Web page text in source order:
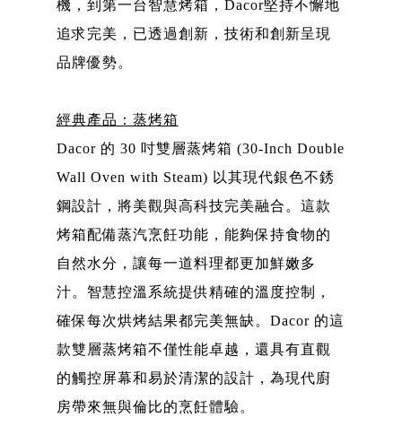
機，到第一台智慧烤箱，Dacor堅持不懈地
追求完美，已透過創新，技術和創新呈現
品牌優勢。
經典產品：蒸烤箱
Dacor 的 30 吋雙層蒸烤箱 (30-Inch Double
Wall Oven with Steam) 以其現代銀色不銹
鋼設計，將美觀與高科技完美融合。這款
烤箱配備蒸汽烹飪功能，能夠保持食物的
自然水分，讓每一道料理都更加鮮嫩多
汁。智慧控溫系統提供精確的溫度控制，
確保每次烘烤結果都完美無缺。Dacor 的這
款雙層蒸烤箱不僅性能卓越，還具有直觀
的觸控屏幕和易於清潔的設計，為現代廚
房帶來無與倫比的烹飪體驗。